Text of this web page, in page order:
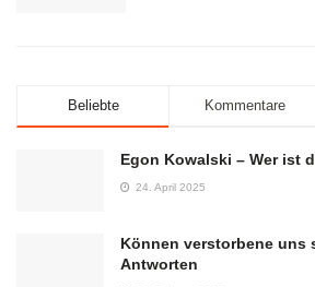
Beliebte Kommentare
Egon Kowalski – Wer ist
24. April 2025
Können verstorbene uns
Antworten